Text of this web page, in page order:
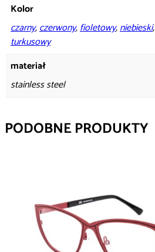
Kolor
czarny,czerwony,fioletowy,niebieski,
turkusowy
materiał
stainless steel
PODOBNE PRODUKTY